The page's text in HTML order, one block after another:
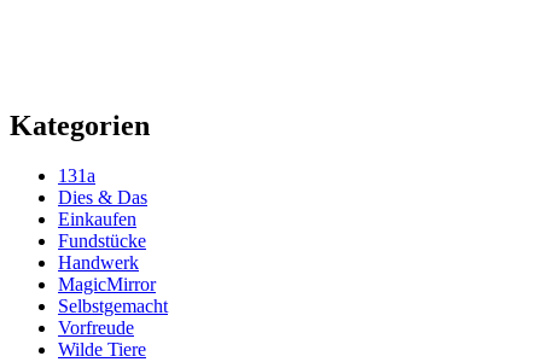
Kategorien
131a
Dies & Das
Einkaufen
Fundstücke
Handwerk
MagicMirror
Selbstgemacht
Vorfreude
Wilde Tiere